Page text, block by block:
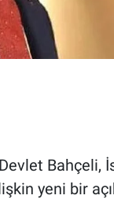
Bahçeli,
yeni bir